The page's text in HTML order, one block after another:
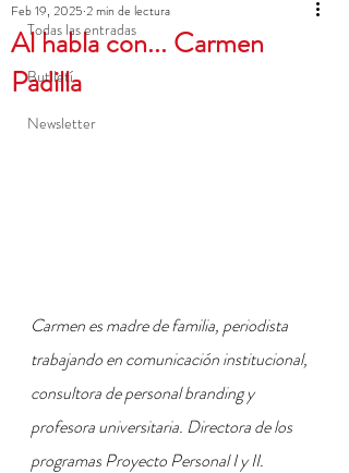
Todas las entradas
Butlletí
Newsletter
Al habla con... Carmen
Padilla
Feb 19, 2025 2 min de lectura
Carmen es madre de familia, periodista
trabajando en comunicación institucional,
consultora de personal branding y
profesora universitaria. Directora de los
programas Proyecto Personal I y II.